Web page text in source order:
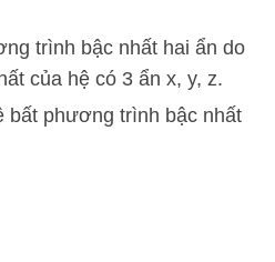
trình bậc nhất hai ẩn do
của hệ có 3 ẩn x, y, z.
phương trình bậc nhất